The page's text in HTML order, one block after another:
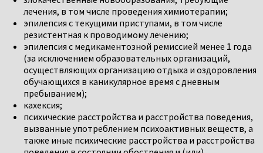
лечения, в том числе проведения химиотерапии;
эпилепсия с текущими приступами, в том числе
резистентная к проводимому лечению;
эпилепсия с медикаментозной ремиссией менее 1 года
(за исключением образовательных организаций,
осуществляющих организацию отдыха и оздоровления
обучающихся в каникулярное время с дневным
пребыванием);
кахексия;
психические расстройства и расстройства поведения,
вызванные употреблением психоактивных веществ, а
также иные психические расстройства и расстройства